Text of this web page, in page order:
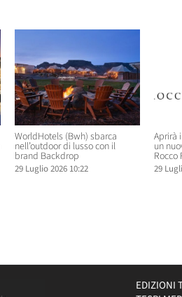
WorldHotels (Bwh) sbarca
nell’outdoor di lusso con il
brand Backdrop
29 Luglio 2026 10:22
Aprirà
un
Rocco
29
EDIZIONI